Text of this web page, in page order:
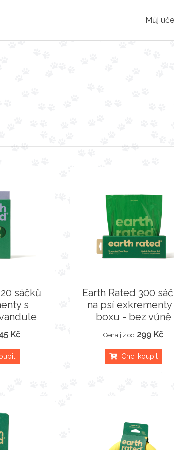
Můj
sáčků
s
Kč
Earth Rated 300
na psí exkrementy
boxu - bez vůně
Cena již od 299 Kč
Chci koupit